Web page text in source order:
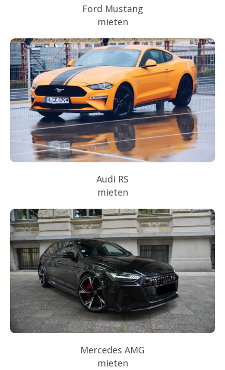
Ford Mustang
mieten
Audi RS
mieten
Mercedes AMG
mieten